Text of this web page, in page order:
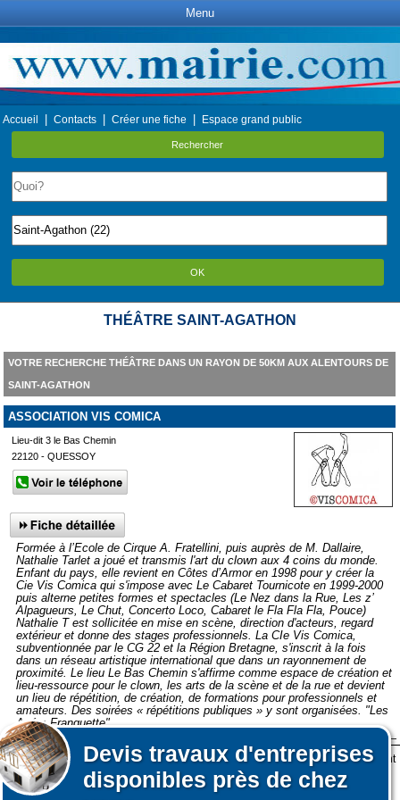
Menu
Accueil Contacts Créer une fiche Espace grand public
Rechercher
OK
THÉÂTRE SAINT-AGATHON
Devis travaux d'entreprises
disponibles près de chez
VOTRE RECHERCHE THÉÂTRE DANS UN RAYON DE 50KM AUX ALENTOURS DE
SAINT-AGATHON
ASSOCIATION VIS COMICA
Lieu-dit 3 le Bas Chemin
22120 - QUESSOY
Formée à l’Ecole de Cirque A. Fratellini, puis auprès de M. Dallaire,
Nathalie Tarlet a joué et transmis l'art du clown aux 4 coins du monde.
Enfant du pays, elle revient en Côtes d’Armor en 1998 pour y créer la
Cie Vis Comica qui s'impose avec Le Cabaret Tournicote en 1999-2000
puis alterne petites formes et spectacles (Le Nez dans la Rue, Les z’
Alpagueurs, Le Chut, Concerto Loco, Cabaret le Fla Fla Fla, Pouce)
Nathalie T est sollicitée en mise en scène, direction d'acteurs, regard
extérieur et donne des stages professionnels. La CIe Vis Comica,
subventionnée par le CG 22 et la Région Bretagne, s'inscrit à la fois
dans un réseau artistique international que dans un rayonnement de
proximité. Le lieu Le Bas Chemin s'affirme comme espace de création et
lieu-ressource pour le clown, les arts de la scène et de la rue et devient
un lieu de répétition, de création, de formations pour professionnels et
amateurs. Des soirées « répétitions publiques » y sont organisées. "Les
Apéro-Franquette".
Afficher plus de prestataires dans un rayon de 50km autour de
Saint-Agathon
Lors de votre visite sur notre site des fichiers informatiques nommés cookies sont
déposés sur votre terminal. Ces cookies sont utilisés pour la navigation, le
fonctionnement du site et les mesures d'audience pour l'éditeur.